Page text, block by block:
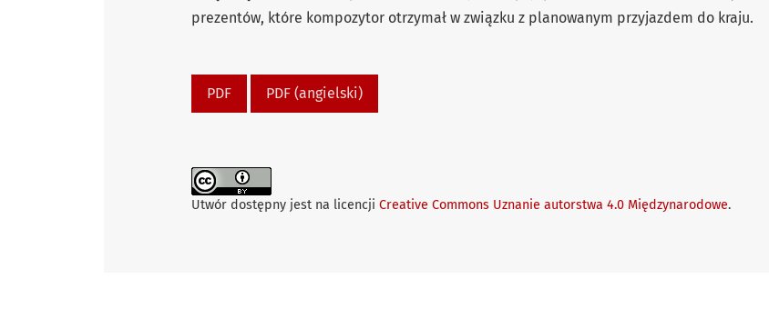
prezentów, które kompozytor otrzymał w związku z planowanym przyjazdem do kraju.
PDF PDF (angielski)
Utwór dostępny jest na licencji Creative Commons Uznanie autorstwa 4.0 Międzynarodowe.